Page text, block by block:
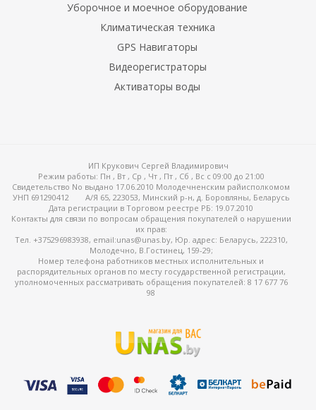
Уборочное и моечное оборудование
Климатическая техника
GPS Навигаторы
Видеорегистраторы
Активаторы воды
ИП Крукович Сергей Владимирович
Режим работы: Пн , Вт , Ср , Чт , Пт , Сб , Вс c 09:00 до 21:00
Свидетельство No выдано 17.06.2010 Молодечненским райисполкомом
УНП 691290412
А/Я 65, 223053, Минский р-н, д. Боровляны, Беларусь
Дата регистрации в Торговом реестре РБ: 19.07.2010
Контакты для связи по вопросам обращения покупателей о нарушении
их прав:
Тел. +375296983938, email:unas@unas.by, Юр. адрес: Беларусь, 222310,
Молодечно, В.Гостинец, 159-29;
Номер телефона работников местных исполнительных и
распорядительных органов по месту государственной регистрации,
уполномоченных рассматривать обращения покупателей: 8 17 677 76
98